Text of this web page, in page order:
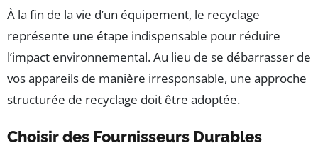
À la fin de la vie d’un équipement, le recyclage
représente une étape indispensable pour réduire
l’impact environnemental. Au lieu de se débarrasser de
vos appareils de manière irresponsable, une approche
structurée de recyclage doit être adoptée.
Choisir des Fournisseurs Durables